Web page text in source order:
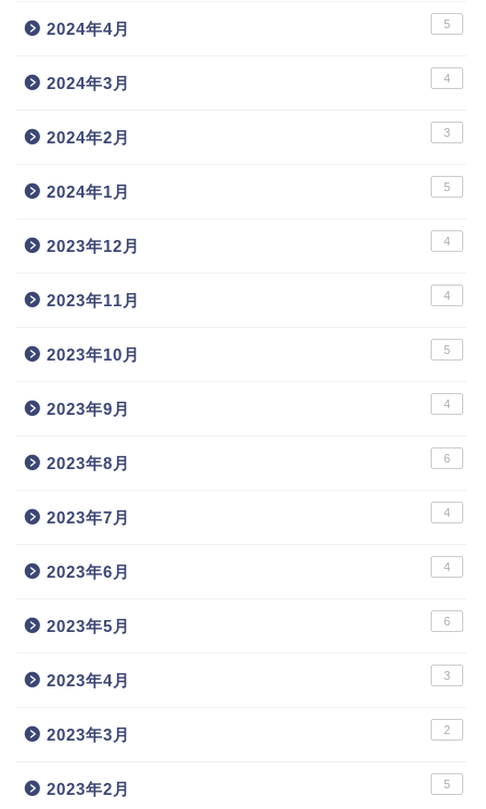
2024年4月 5
2024年3月 4
2024年2月 3
2024年1月 5
2023年12月 4
2023年11月 4
2023年10月 5
2023年9月 4
2023年8月 6
2023年7月 4
2023年6月 4
2023年5月 6
2023年4月 3
2023年3月 2
2023年2月 5